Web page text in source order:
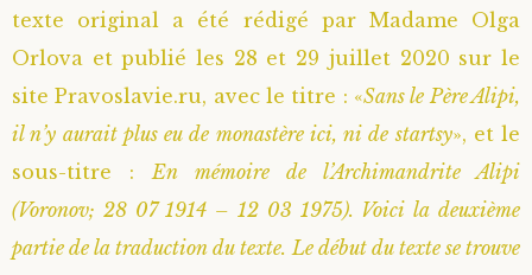
texte original a été rédigé par Madame Olga
Orlova et publié les 28 et 29 juillet 2020 sur le
site Pravoslavie.ru, avec le titre : «Sans le Père Alipi,
il n’y aurait plus eu de monastère ici, ni de startsy», et le
sous-titre :En mémoire de l’Archimandrite Alipi
(Voronov; 28 07 1914 – 12 03 1975). Voici la deuxième
partie de la traduction du texte. Le début du texte se trouve